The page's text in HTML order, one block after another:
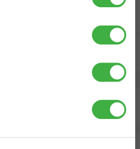
10 arbetsdagar